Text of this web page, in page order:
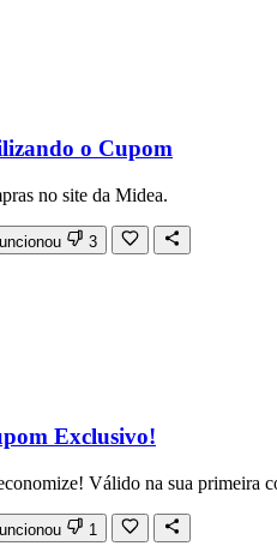
o Cupom
no site da Midea.
3
Exclusivo!
Válido na sua primeira
1